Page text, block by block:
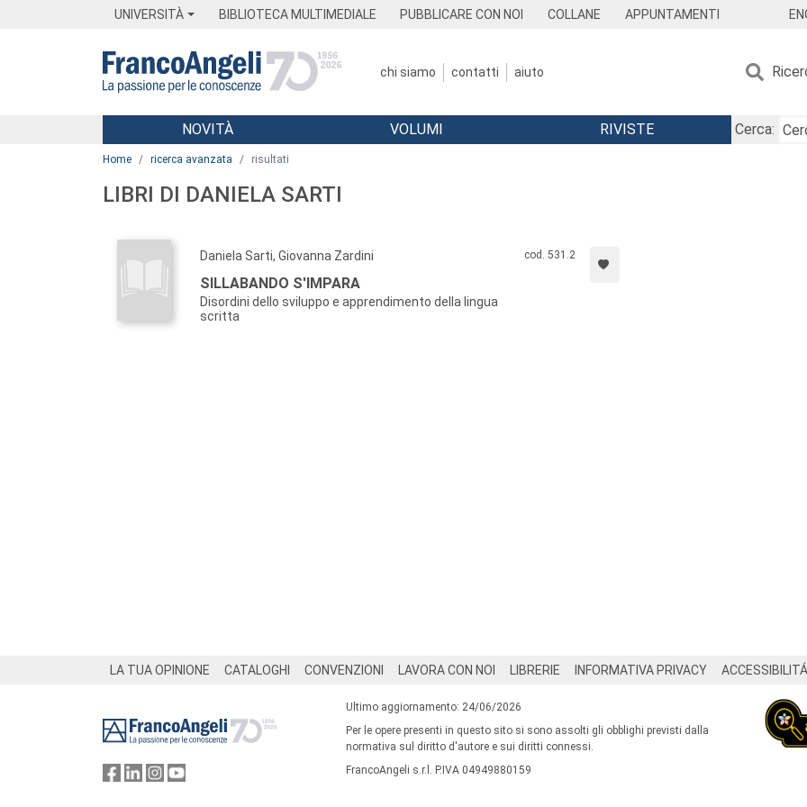
UNIVERSITÀ BIBLIOTECA MULTIMEDIALE PUBBLICARE CON NOI COLLANE APPUNTAMENTI
chi siamo contatti aiuto
Menu
NOVITÀ VOLUMI RIVISTE
Cerca:
Home ricerca avanzata risultati
LIBRI DI DANIELA SARTI
Daniela Sarti, Giovanna Zardini
SILLABANDO S'IMPARA
Disordini dello sviluppo e apprendimento della lingua
scritta
cod. 531.2
LA TUA OPINIONE CATALOGHI CONVENZIONI LAVORA CON NOI LIBRERIE INFORMATIVA PRIVACY ACCESSIBILITÁ
Ultimo aggiornamento: 24/06/2026
Per le opere presenti in questo sito si sono assolti gli obblighi previsti dalla
normativa sul diritto d'autore e sui diritti connessi.
FrancoAngeli s.r.l. P.IVA 04949880159